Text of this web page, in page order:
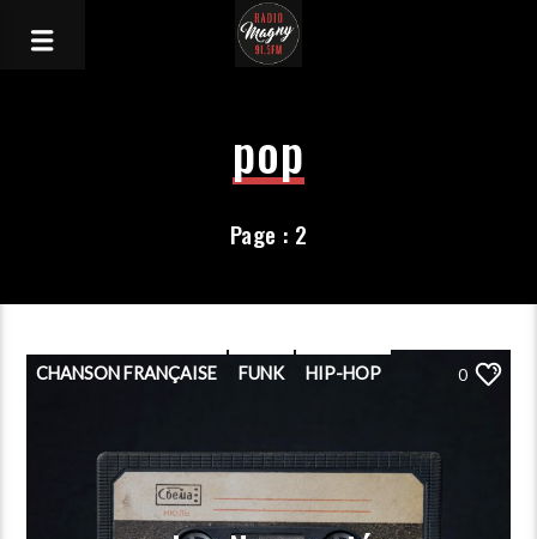
pop
Page : 2
CHANSON FRANÇAISE FUNK HIP-HOP
ROCK
0